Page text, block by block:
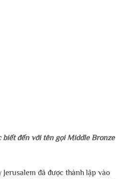
đến với tên gọi Middle Bronze
đã được thành lập vào